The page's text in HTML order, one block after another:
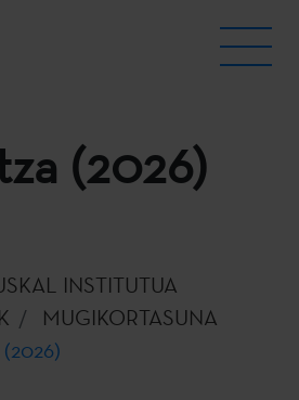
(2026)
INSTITUTUA
MUGIKORTASUNA